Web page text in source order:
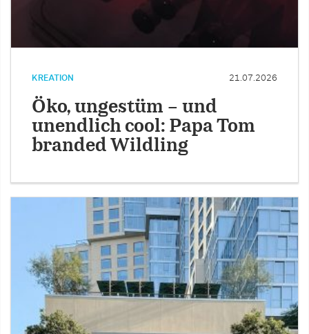
KREATION 21.07.2026
Öko, ungestüm – und
unendlich cool: Papa Tom
branded Wildling